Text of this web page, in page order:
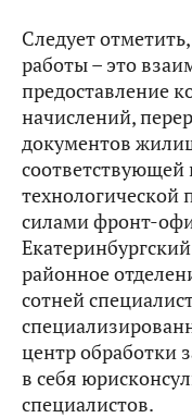
Следует
работы – это
предоставление
начислений,
документов
технологической
силами фронт-
районное
сотней
центр обработки
в себя
специалистов.